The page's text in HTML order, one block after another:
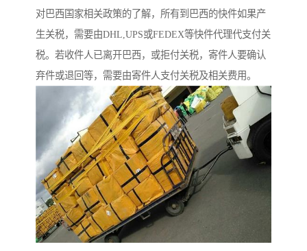
对巴西国家相关政策的了解，所有到巴西的快件如果产
生关税，需要由DHL,UPS或FEDEX等快件代理代支付关
税。若收件人已离开巴西，或拒付关税，寄件人要确认
弃件或退回等，需要由寄件人支付关税及相关费用。